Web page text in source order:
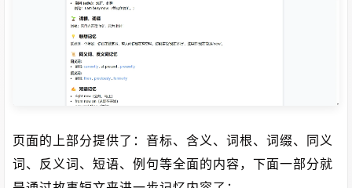
页面的上部分提供了：音标、含义、词根、词缀、同义
词、反义词、短语、例句等全面的内容，下面一部分就